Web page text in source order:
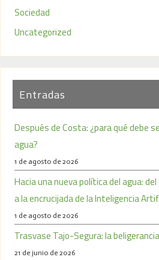
Sociedad
Uncategorized
Entradas
Después de Costa: ¿para qué debe
agua?
1 de agosto de 2026
Hacia una nueva política del agua:
a la encrucijada de la Inteligencia
1 de agosto de 2026
Trasvase Tajo-Segura: la
21 de junio de 2026